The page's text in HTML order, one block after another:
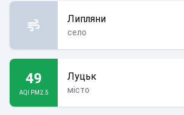
Липляни
село
49
AQI PM2.5
Луцьк
місто